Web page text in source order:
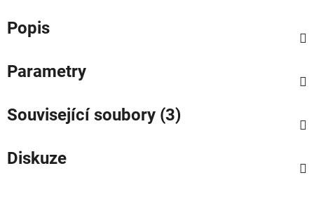
Popis
Parametry
Související soubory (3)
Diskuze